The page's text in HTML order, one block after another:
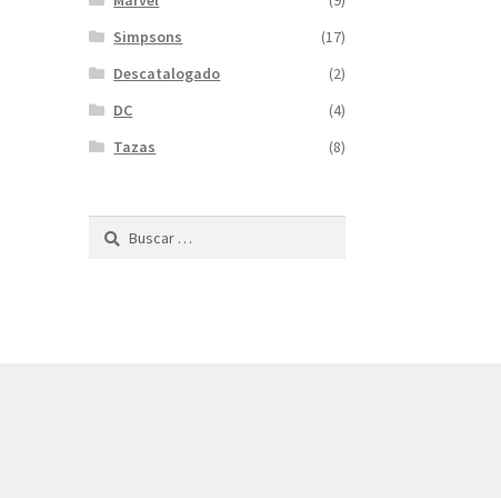
Simpsons
(17)
Descatalogado
(2)
DC
(4)
Tazas
(8)
Buscar: